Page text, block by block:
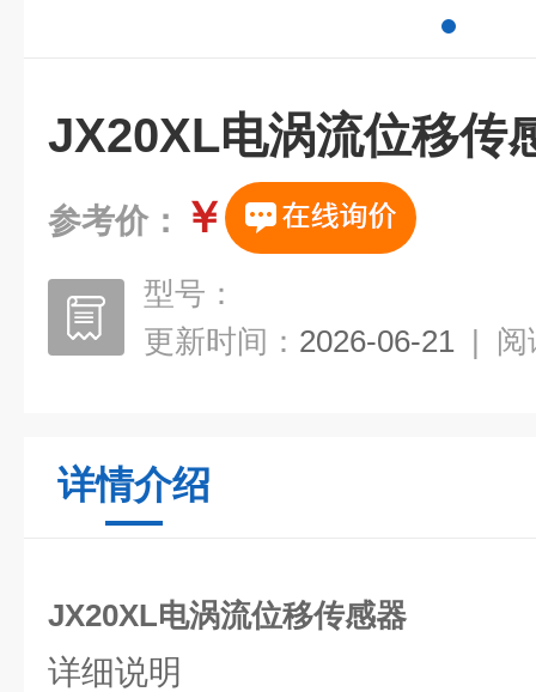
JX20XL电涡流位移传
参考价： ￥
型号：
更新时间： 2026-06-21 | 阅
详情介绍
JX20XL电涡流位移传感器
详细说明